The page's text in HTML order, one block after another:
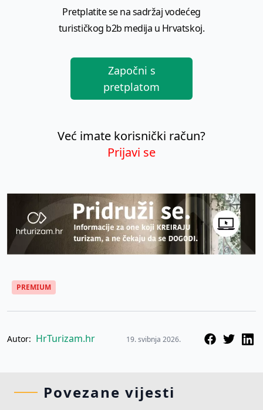
Pretplatite se na sadržaj vodećeg
turističkog b2b medija u Hrvatskoj.
Započni s
pretplatom
Već imate korisnički račun?
Prijavi se
PREMIUM
Autor: HrTurizam.hr 19. svibnja 2026.
Povezane vijesti